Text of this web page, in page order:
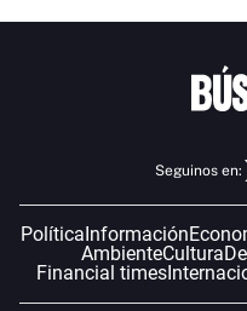
Seguinos en:
PolíticaInformación
AmbienteCultura
Financial times